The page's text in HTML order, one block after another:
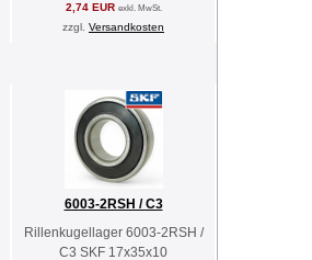
2,74 EUR exkl. MwSt.
zzgl. Versandkosten
6003-2RSH / C3
Rillenkugellager 6003-2RSH /
C3 SKF 17x35x10